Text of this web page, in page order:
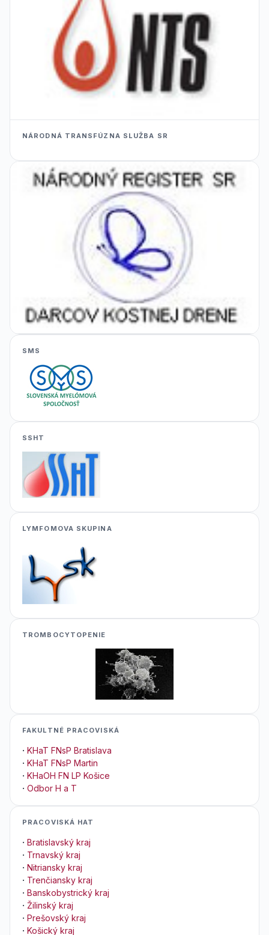
NÁRODNÁ TRANSFÚZNA SLUŽBA SR
SMS
SSHT
LYMFOMOVA SKUPINA
TROMBOCYTOPENIE
FAKULTNÉ PRACOVISKÁ
· KHaT FNsP Bratislava
· KHaT FNsP Martin
· KHaOH FN LP Košice
· Odbor H a T
PRACOVISKÁ HAT
· Bratislavský kraj
· Trnavský kraj
· Nitriansky kraj
· Trenčiansky kraj
· Banskobystrický kraj
· Žilinský kraj
· Prešovský kraj
· Košický kraj